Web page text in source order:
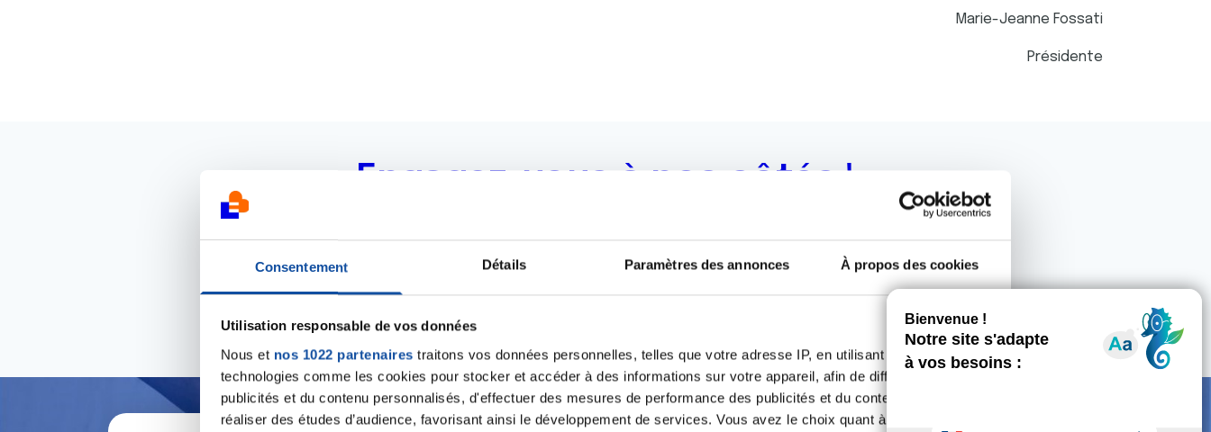
Consentement Détails Paramètres des annonces À propos des cookies
Utilisation responsable de vos données
Nous et nos 1022 partenaires traitons vos données personnelles, telles que votre adresse IP, en utilisant des
technologies comme les cookies pour stocker et accéder à des informations sur votre appareil, afin de diffuser des
publicités et du contenu personnalisés, d'effectuer des mesures de performance des publicités et du contenu, ainsi que de
réaliser des études d’audience, favorisant ainsi le développement de services. Vous avez le choix quant à l'utilisation de
Marie-Jeanne Fossati
Présidente
Engagez-vous à nos côtés !
Bénévolat, offre d'emploi, service civique, stage.
Découvrez les besoins du comité et engagez-vous auprès de notre équipe dynamique.